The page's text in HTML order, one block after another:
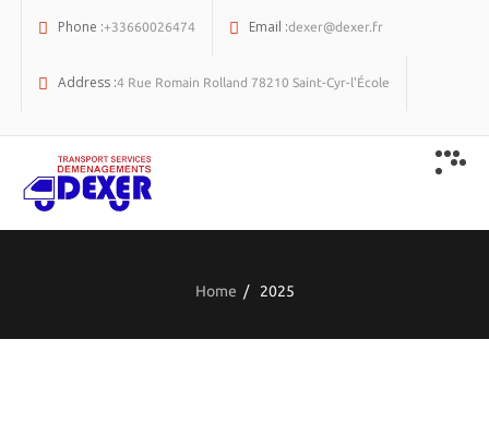
Phone :+33660026474 Email :dexer@dexer.fr
Address :4 Rue Romain Rolland 78210 Saint-Cyr-l'École
Home / 2025